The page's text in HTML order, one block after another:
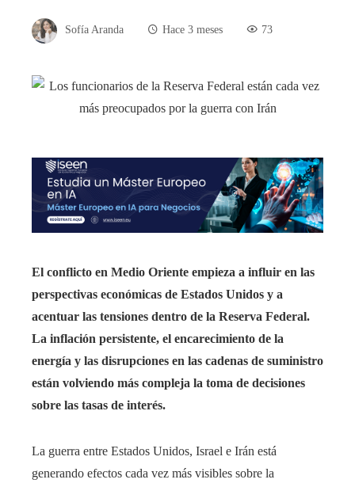
Sofía Aranda Hace 3 meses 73
El conflicto en Medio Oriente empieza a influir en las
perspectivas económicas de Estados Unidos y a
acentuar las tensiones dentro de la Reserva Federal.
La inflación persistente, el encarecimiento de la
energía y las disrupciones en las cadenas de suministro
están volviendo más compleja la toma de decisiones
sobre las tasas de interés.
La guerra entre Estados Unidos, Israel e Irán está
generando efectos cada vez más visibles sobre la